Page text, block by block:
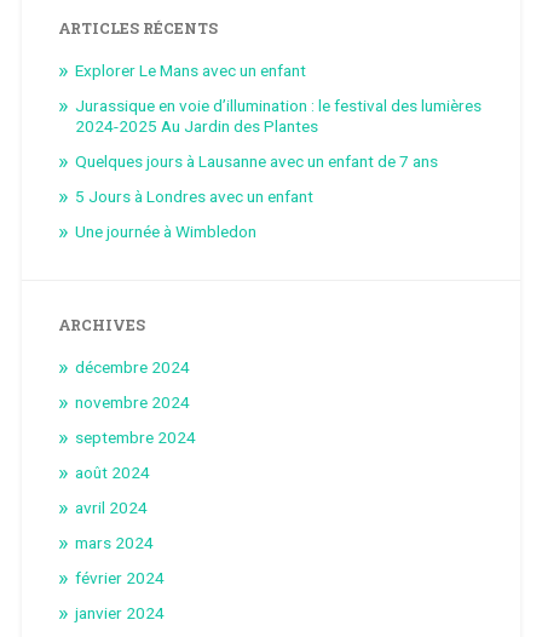
ARTICLES RÉCENTS
Explorer Le Mans avec un enfant
Jurassique en voie d’illumination : le festival des lumières
2024-2025 Au Jardin des Plantes
Quelques jours à Lausanne avec un enfant de 7 ans
5 Jours à Londres avec un enfant
Une journée à Wimbledon
ARCHIVES
décembre 2024
novembre 2024
septembre 2024
août 2024
avril 2024
mars 2024
février 2024
janvier 2024